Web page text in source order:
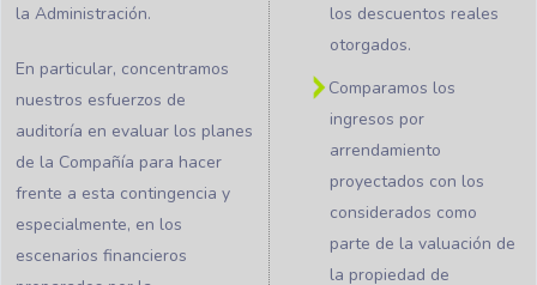
la Administración.
En particular, concentramos
nuestros esfuerzos de
auditoría en evaluar los planes
de la Compañía para hacer
frente a esta contingencia y
especialmente, en los
escenarios financieros
los descuentos reales
otorgados.
Comparamos los
ingresos por
arrendamiento
proyectados con los
considerados como
parte de la valuación de
la propiedad de